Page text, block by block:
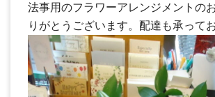
法事用のフラワーアレンジメントの
りがとうございます。配達も承って